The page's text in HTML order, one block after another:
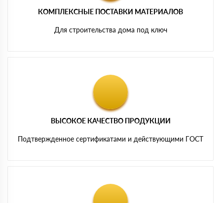
КОМПЛЕКСНЫЕ ПОСТАВКИ МАТЕРИАЛОВ
Для строительства дома под ключ
ВЫСОКОЕ КАЧЕСТВО ПРОДУКЦИИ
Подтвержденное сертификатами и действующими ГОСТ